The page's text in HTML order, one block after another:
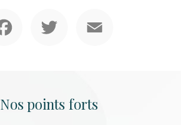
Nos points forts